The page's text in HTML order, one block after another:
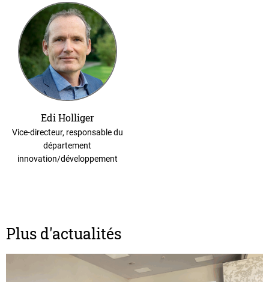
Edi Holliger
Vice-directeur, responsable du
département
innovation/développement
Plus d'actualités